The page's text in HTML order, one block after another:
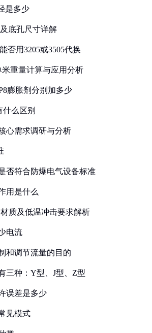
是多少
底孔尺寸详解
否用3205或3505代换
米重量计算与应用分析
膨胀剂分别加多少
什么区别
心需求调研与分析
否符合防爆电气设备标准
用是什么
质及低温冲击要求解析
电流
和调节流量的目的
三种：Y型、J型、Z型
误差是多少
见模式